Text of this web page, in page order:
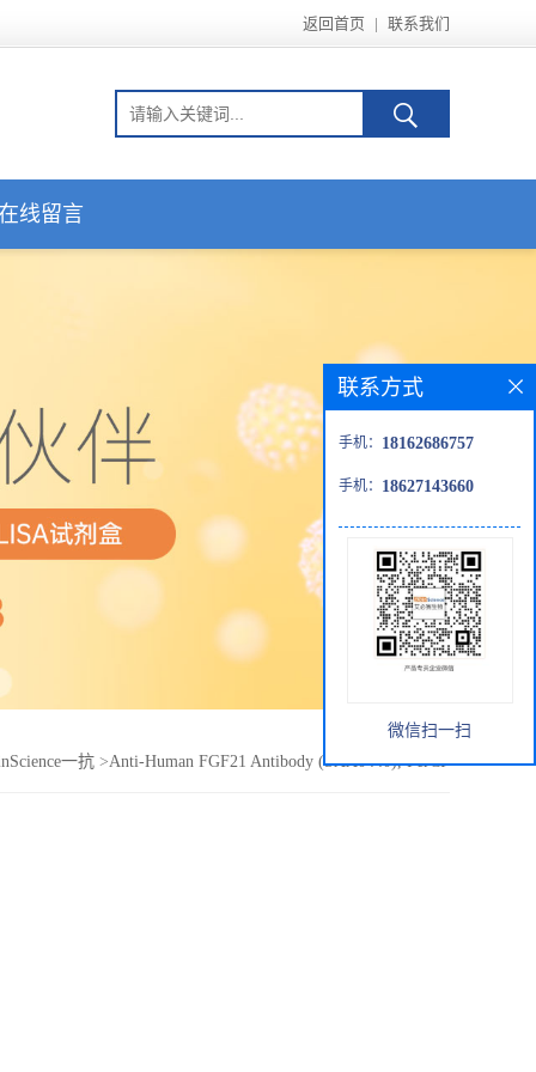
返回首页 | 联系我们
线留言
一抗 >Anti-Human FGF21 Antibody (SAA0440), PerCP
联系方式
手机： 18162686757
手机： 18627143660
微信扫一扫